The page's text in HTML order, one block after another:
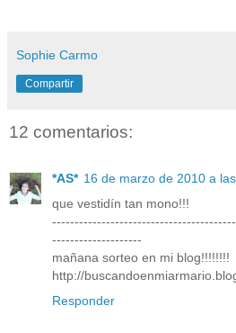
Sophie Carmo
Compartir
12 comentarios:
*AS* 16 de marzo de 2010 a
que vestidín tan mono!!!
--------------------
mañana sorteo en mi blog!!!!!!!!
http://
Responder